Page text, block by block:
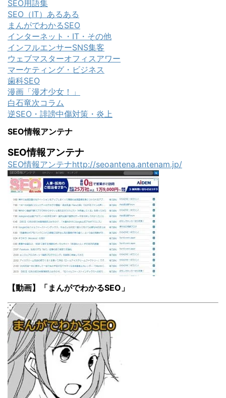
SEO用語集
SEO（IT）あるある
まんがでわかるSEO
インターネット・IT・その他
インフルエンサーSNS集客
ウェブマスターオフィスアワー
マーケティング・ビジネス
歯科SEO
漫画「漫才少女！」
白石竜次コラム
逆SEO・誹謗中傷対策・炎上
SEO情報アンテナ
SEO情報アンテナ
SEO情報アンテナhttp://seoantena.antenam.jp/
【動画】「まんがでわかるSEO」